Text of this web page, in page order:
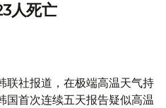
人死亡
联社报道，在极端高温天气持
国首次连续五天报告疑似高温